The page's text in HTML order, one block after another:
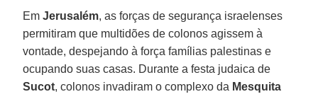
EmJerusalém, as forças de segurança israelenses
permitiram que multidões de colonos agissem à
vontade, despejando à força famílias palestinas e
ocupando suas casas. Durante a festa judaica de
Sucot, colonos invadiram o complexo da Mesquita